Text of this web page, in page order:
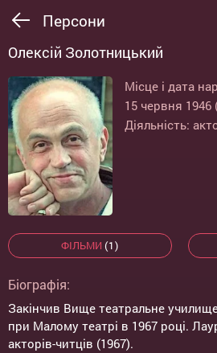
Персони
Олексій Золотницький
Місце і дата
15 червня
Діяльність:
ФІЛЬМИ (1)
Біографія:
Закінчив Вище театральне
при Малому театрі в 1967 році.
акторів-читців (1967).